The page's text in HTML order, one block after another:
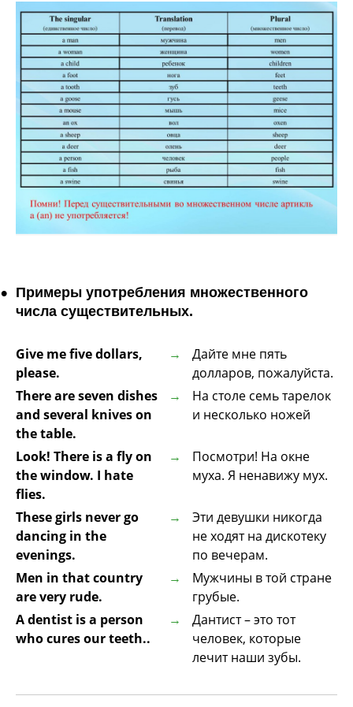
Примеры употребления множественного
числа существительных.
Give me five dollars,
please.
Дайте мне пять
долларов, пожалуйста.
There are seven dishes
and several knives on
the table.
На столе семь тарелок
и несколько ножей
Look! There is a fly on
the window. I hate
flies.
Посмотри! На окне
муха. Я ненавижу мух.
These girls never go
dancing in the
evenings.
Эти девушки никогда
не ходят на дискотеку
по вечерам.
Men in that country
are very rude.
Мужчины в той стране
грубые.
A dentist is a person
who cures our teeth..
Дантист – это тот
человек, которые
лечит наши зубы.